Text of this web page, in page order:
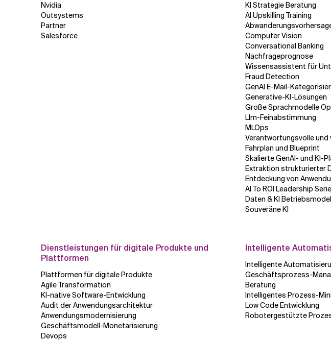
Nvidia
Outsystems
Partner
Salesforce
KI Strategie Beratung
AI Upskilling Training
Computer Vision
Conversational Banking
Nachfrageprognose
Wissensassistent für
Fraud Detection
GenAI E-Mail-
Generative-KI-Lösungen
Große Sprachmodelle
Llm-Feinabstimmung
MLOps
Verantwortungsvolle und
Fahrplan und Blueprint
Skalierte GenAI- und KI-
Extraktion strukturierter
Entdeckung von
AI To ROI Leadership Serie
Daten & KI
Souveräne KI
Dienstleistungen für digitale Produkte und
Plattformen
Plattformen für digitale Produkte
Agile Transformation
KI-native Software-Entwicklung
Audit der Anwendungsarchitektur
Anwendungsmodernisierung
Geschäftsmodell-Monetarisierung
Devops
Intelligente
Intelligente
Geschäftsprozess-
Beratung
Intelligentes Prozess-
Low Code Entwicklung
Robotergestützte